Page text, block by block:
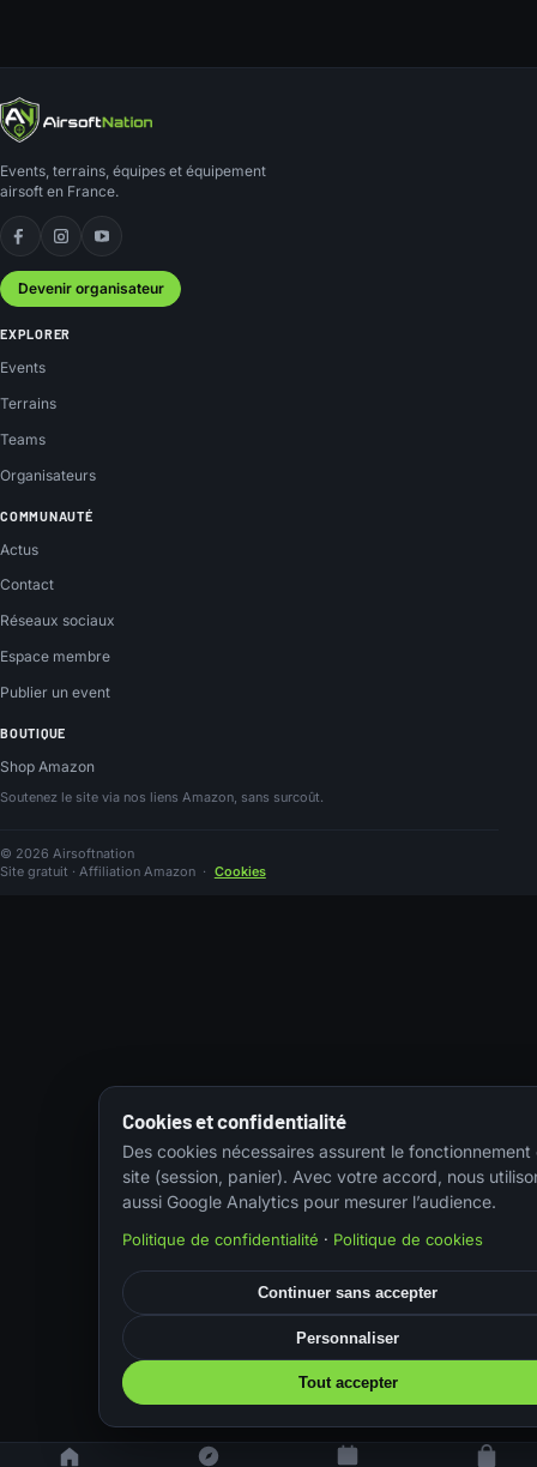
Events, terrains, équipes et équipement
airsoft en France.
Facebook
Instagram
YouTube
Devenir organisateur
EXPLORER
Events
Terrains
Teams
Organisateurs
COMMUNAUTÉ
Actus
Contact
Réseaux sociaux
Espace membre
Publier un event
BOUTIQUE
Shop Amazon
Soutenez le site via nos liens Amazon, sans surcoût.
© 2026 Airsoftnation
Site gratuit · Affiliation Amazon · Cookies
Cookies et confidentialité
Des cookies nécessaires assurent le fonctionnement
site (session, panier). Avec votre accord, nous
aussi Google Analytics pour mesurer l’audience.
Politique de confidentialité · Politique de cookies
Continuer sans accepter
Personnaliser
Tout accepter